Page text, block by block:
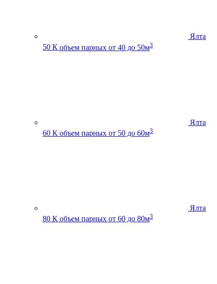
Ялта
50 К объем парных от 40 до 50м3
Ялта
60 К объем парных от 50 до 60м3
Ялта
80 К объем парных от 60 до 80м3